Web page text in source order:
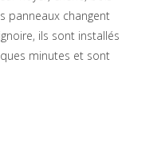
panneaux changent
ils sont installés
minutes et sont